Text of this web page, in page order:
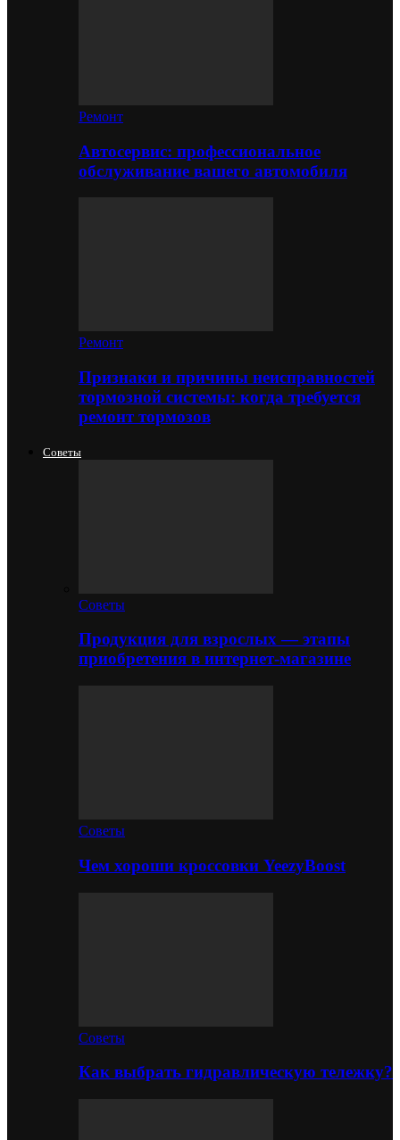
Ремонт
Автосервис: профессиональное
обслуживание вашего автомобиля
Ремонт
Признаки и причины неисправностей
тормозной системы: когда требуется
ремонт тормозов
Советы
Советы
Продукция для взрослых — этапы
приобретения в интернет-магазине
Советы
Чем хороши кроссовки YeezyBoost
Советы
Как выбрать гидравлическую тележку?